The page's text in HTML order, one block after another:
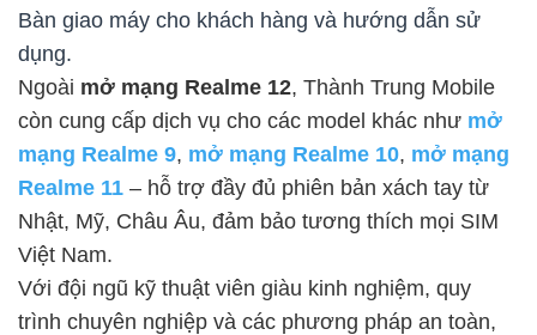
Bàn giao máy cho khách hàng và hướng dẫn sử
dụng.
Ngoài mở mạng Realme 12, Thành Trung Mobile
còn cung cấp dịch vụ cho các model khác như mở
mạng Realme 9, mở mạng Realme 10, mở mạng
Realme 11 – hỗ trợ đầy đủ phiên bản xách tay từ
Nhật, Mỹ, Châu Âu, đảm bảo tương thích mọi SIM
Việt Nam.
Với đội ngũ kỹ thuật viên giàu kinh nghiệm, quy
trình chuyên nghiệp và các phương pháp an toàn,